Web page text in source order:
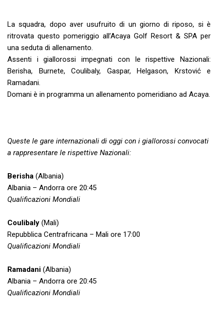
La squadra, dopo aver usufruito di un giorno di riposo, si è
ritrovata questo pomeriggio all’Acaya Golf Resort & SPA per
una seduta di allenamento.
Assenti i giallorossi impegnati con le rispettive Nazionali:
Berisha, Burnete, Coulibaly, Gaspar, Helgason, Krstović e
Ramadani.
Domani è in programma un allenamento pomeridiano ad Acaya.
Queste le gare internazionali di oggi con i giallorossi convocati
a rappresentare le rispettive Nazionali:
Berisha (Albania)
Albania – Andorra ore 20:45
Qualificazioni Mondiali
Coulibaly (Mali)
Repubblica Centrafricana – Mali ore 17:00
Qualificazioni Mondiali
Ramadani (Albania)
Albania – Andorra ore 20:45
Qualificazioni Mondiali